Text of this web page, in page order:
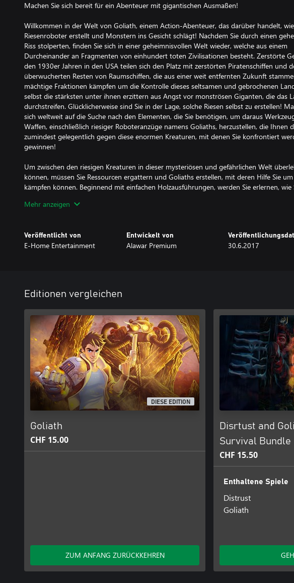
Machen Sie sich bereit für ein Abenteuer mit gigantischen Ausmaßen!
Willkommen in der Welt von Goliath, einem Action-Abenteuer, das darüber handelt,
Riesenroboter erstellt und Monstern ins Gesicht schlägt! Nachdem Sie durch einen
Riss stolperten, finden Sie sich in einer geheimnisvollen Welt wieder, welche aus einem
Durcheinander an Fragmenten von einhundert toten Zivilisationen besteht. Zerstörte
den 1930er Jahren in den USA teilen sich den Platz mit zerstörten Piratenschiffen und
überwucherten Resten von Raumschiffen, die aus einer weit entfernten Zukunft
mächtige Fraktionen kämpfen um die Kontrolle dieses seltsamen und gebrochenen
selbst die stärksten unter ihnen erzittern aus Angst vor monströsen Giganten, die das
durchstreifen. Glücklicherweise sind Sie in der Lage, solche Riesen selbst zu erstellen!
sich weltweit auf die Suche nach den Elementen, die Sie benötigen, um daraus
Waffen, einschließlich riesiger Roboteranzüge namens Goliaths, herzustellen, die Ihnen
zumindest gelegentlich gegen diese enormen Kreaturen, mit denen Sie konfrontiert
gewinnen!
Um zwischen den riesigen Kreaturen in dieser mysteriösen und gefährlichen Welt
können, müssen Sie Ressourcen ergattern und Goliaths erstellen, mit deren Hilfe Sie
kämpfen können. Beginnend mit einfachen Holzausführungen, werden Sie erlernen, wie
anderen einzigartigen Materialien, die Sie in der Welt finden, erstellen können. Ihr
Problem lösen. Aus diesem Grund müssen Sie auch Gegenstände und Werkzeuge
Unterstände und Festungen erstellen, und auswählen, auf Seiten welcher Fraktionen Sie
Mehr anzeigen
Veröffentlicht von
E-Home Entertainment
Entwickelt von
Alawar Premium 30.6.2017
Editionen vergleichen
DIESE EDITION
Goliath
CHF 15.00
ZUM ANFANG ZURÜCKKEHREN
Disrtust and
Survival Bundle
CHF 15.50
Enthaltene Spiele
Distrust
Goliath